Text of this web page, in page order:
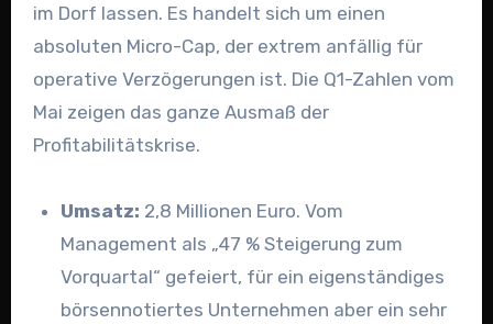
im Dorf lassen. Es handelt sich um einen
absoluten Micro-Cap, der extrem anfällig für
operative Verzögerungen ist. Die Q1-Zahlen vom
Mai zeigen das ganze Ausmaß der
Profitabilitätskrise.
Umsatz: 2,8 Millionen Euro. Vom
Management als „47 % Steigerung zum
Vorquartal“ gefeiert, für ein eigenständiges
börsennotiertes Unternehmen aber ein sehr